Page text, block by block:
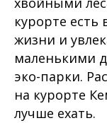
курорте есть
жизни и
маленькими
эко-парки.
на курорте
лучше ехать.